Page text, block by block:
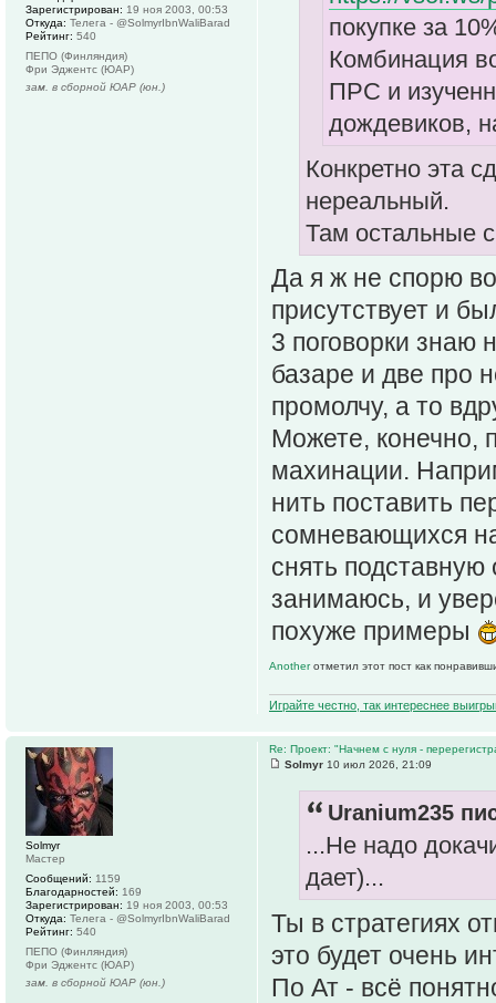
покупке за
Комбинация
ПРС и
дождевиков,
Конкретно эта
нереальный.
Там остальные
Да я ж не спорю
присутствует и
3 поговорки знаю
базаре и две про
промолчу, а то
Можете, конечно,
махинации.
нить поставить
сомневающихся
снять
занимаюсь, и
похуже примеры
Anotherотметил этот пост как
Играйте честно, так интереснее
Зарегистрирован: 19 ноя 2003, 00:53
Откуда: Телега - @SolmyrIbnWaliBarad
Рейтинг: 540
ПЕПО (Финляндия)
Фри Эджентс (ЮАР)
зам. в сборной ЮАР (юн.)
Re: Проект: "Начнем с нуля -
Solmyr 10 июл 2026, 21:09
Uranium235
...Не надо
дает)...
Ты в стратегиях
это будет очень
По Ат - всё
Solmyr
Мастер
Сообщений: 1159
Благодарностей: 169
Зарегистрирован: 19 ноя 2003, 00:53
Откуда: Телега - @SolmyrIbnWaliBarad
Рейтинг: 540
ПЕПО (Финляндия)
Фри Эджентс (ЮАР)
зам. в сборной ЮАР (юн.)